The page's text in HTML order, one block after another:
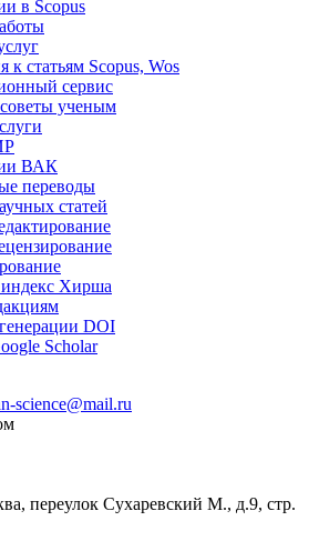
в Scopus
к статьям Scopus, Wos
сервис
ученым
ВАК
переводы
статей
Хирша
DOI
Scholar
science@mail.ru
переулок Сухаревский М., д.9, стр.